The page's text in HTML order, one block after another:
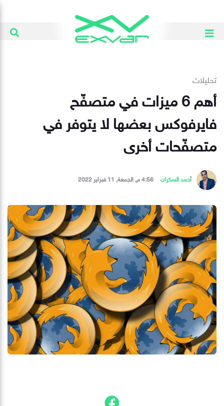
تحليلات
أهم 6 ميزات في متصفّح
فايرفوكس بعضها لا يتوفر في
متصفّحات أخرى
أحمد السكران 4:56 م, الجمعة, 11 فبراير 2022